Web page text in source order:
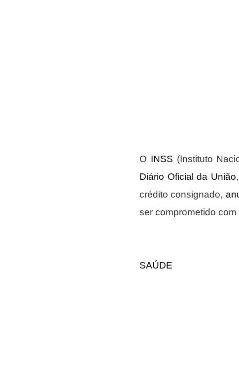
O INSS
Diário Oficial da União
crédito consignado,
ser comprometido
SAÚDE